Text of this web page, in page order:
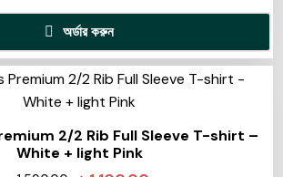
অর্ডার করুন
2/2 Rib Full Sleeve T-shirt –
White + light Pink